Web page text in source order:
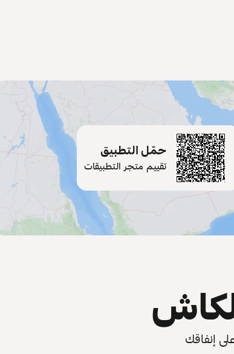
حمّل التطبيق
تقييم متجر التطبيقات
إنفاقك